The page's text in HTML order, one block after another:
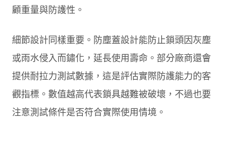
顧重量與防護性。
細節設計同樣重要。防塵蓋設計能防止鎖頭因灰塵
或雨水侵入而鏽化，延長使用壽命。部分廠商還會
提供耐拉力測試數據，這是評估實際防護能力的客
觀指標。數值越高代表鎖具越難被破壞，不過也要
注意測試條件是否符合實際使用情境。